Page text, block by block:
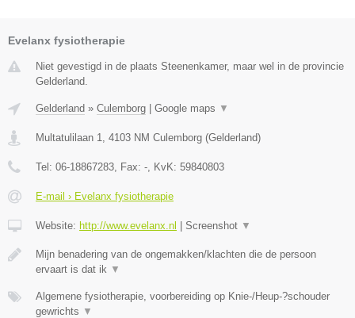
Evelanx fysiotherapie
Niet gevestigd in de plaats Steenenkamer, maar wel in de provincie
Gelderland.
Gelderland » Culemborg Google maps ▼
Multatulilaan 1 4103 NM Culemborg (Gelderland)
Tel: 06-18867283 , Fax: - , KvK: 59840803
E-mail › Evelanx fysiotherapie
Website: http://www.evelanx.nl Screenshot ▼
Mijn benadering van de ongemakken/klachten die de persoon
ervaart is dat ik ▼
Algemene fysiotherapie, voorbereiding op Knie-/Heup-?schouder
gewrichts ▼